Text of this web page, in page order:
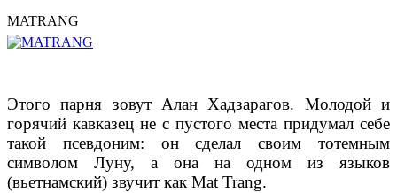
MATRANG
Этого парня зовут Алан Хадзарагов. Молодой и
горячий кавказец не с пустого места придумал себе
такой псевдоним: он сделал своим тотемным
символом Луну, а она на одном из языков
(вьетнамский) звучит как Mat Trang.